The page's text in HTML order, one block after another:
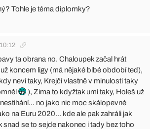
Tohle je téma diplomky?
10:12
ta obrana no. Chaloupek začal hrát
koncem ligy (má nějaké blbé období teď),
neví taky, Krejčí vlastně v minulosti taky
), Zima to kdyžtak umí taky, Holeš už
no jako nic moc skálopevné
na Euru 2020... kde ale pak zahráli jak
snad se to sejde nakonec i tady bez toho